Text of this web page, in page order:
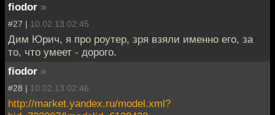
fiodor »
#27 | 10.02.13 02:45
Дим Юрич, я про роутер, зря взяли именно его, за
то, что умеет - дорого.
fiodor »
#28 | 10.02.13 02:46
http://market.yandex.ru/model.xml?